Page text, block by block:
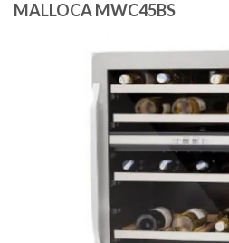
MALLOCA MWC45BS